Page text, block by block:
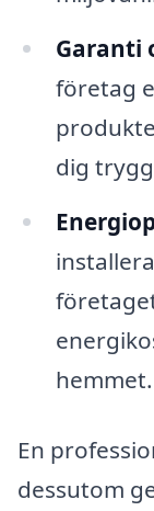
Garanti
företag
dig
hemmet.
En
dessutom